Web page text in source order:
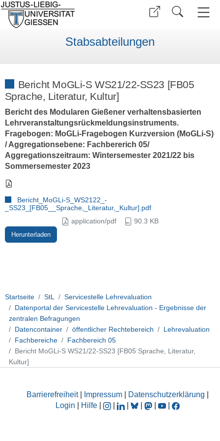
Stabsabteilungen
Bericht MoGLi-S WS21/22-SS23 [FB05
Sprache, Literatur, Kultur]
Bericht des Modularen Gießener verhaltensbasierten
Lehrveranstaltungsrückmeldungsinstruments.
Fragebogen: MoGLi-Fragebogen Kurzversion (MoGLi-S)
/ Aggregationsebene: Fachbererich 05/
Aggregationszeitraum: Wintersemester 2021/22 bis
Sommersemester 2023
Bericht_MoGLi-S_WS2122_-
_SS23_[FB05__Sprache,_Literatur,_Kultur].pdf
application/pdf
90.3 KB
Herunterladen
Startseite StL
Servicestelle Lehrevaluation
Datenportal der Servicestelle Lehrevaluation - Ergebnisse der
zentralen Befragungen
Datencontainer
öffentlicher Rechtebereich
Lehrevaluation
Fachbereiche
Fachbereich 05
Bericht MoGLi-S WS21/22-SS23 [FB05 Sprache, Literatur,
Kultur]
Barrierefreiheit| Impressum Datenschutzerklärung
Login
Hilfe